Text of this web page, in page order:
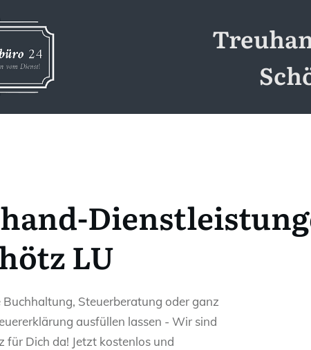
LU
Buchhaltung, Steuerberatung oder ganz
ausfüllen lassen - Wir sind
für Dich da! Jetzt kostenlos und